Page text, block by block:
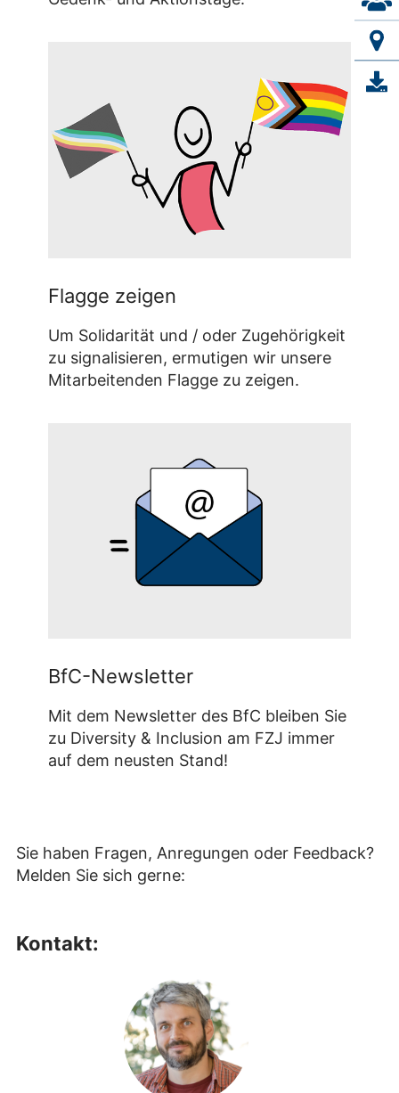
Flagge zeigen
Um Solidarität und / oder Zugehörigkeit
zu signalisieren, ermutigen wir unsere
Mitarbeitenden Flagge zu zeigen.
BfC-Newsletter
Mit dem Newsletter des BfC bleiben Sie
zu Diversity & Inclusion am FZJ immer
auf dem neusten Stand!
Sie haben Fragen, Anregungen oder Feedback?
Melden Sie sich gerne:
Kontakt: